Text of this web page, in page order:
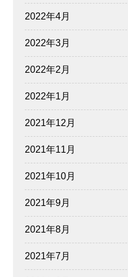
2022年4月
2022年3月
2022年2月
2022年1月
2021年12月
2021年11月
2021年10月
2021年9月
2021年8月
2021年7月